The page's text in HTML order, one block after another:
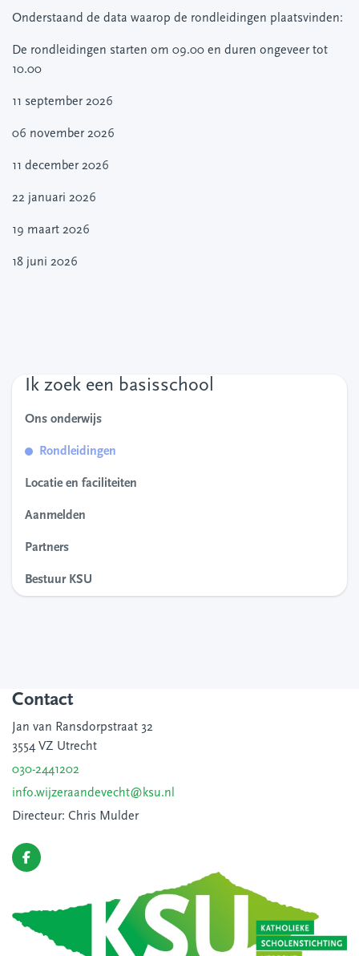
Onderstaand de data waarop de rondleidingen plaatsvinden:
De rondleidingen starten om 09.00 en duren ongeveer tot
10.00
11 september 2026
06 november 2026
11 december 2026
22 januari 2026
19 maart 2026
18 juni 2026
Ik zoek een basisschool
Ons onderwijs
Rondleidingen
Locatie en faciliteiten
Aanmelden
Partners
Bestuur KSU
Contact
Jan van Ransdorpstraat 32
3554 VZ Utrecht
030-2441202
info.wijzeraandevecht@ksu.nl
Directeur: Chris Mulder